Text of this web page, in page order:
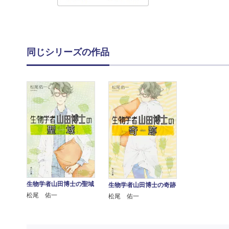
同じシリーズの作品
生物学者山田博士の聖域
松尾 佑一
生物学者山田博士の奇跡
松尾 佑一